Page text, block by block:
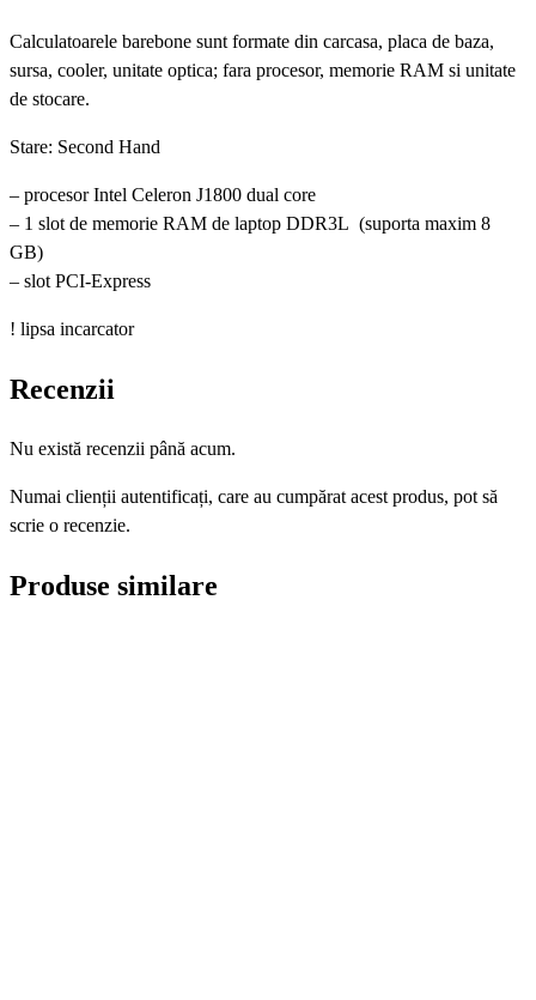
Calculatoarele barebone sunt formate din carcasa, placa de baza,
sursa, cooler, unitate optica; fara procesor, memorie RAM si unitate
de stocare.
Stare: Second Hand
– procesor Intel Celeron J1800 dual core
– 1 slot de memorie RAM de laptop DDR3L (suporta maxim 8
GB)
– slot PCI-Express
! lipsa incarcator
Recenzii
Nu există recenzii până acum.
Numai clienții autentificați, care au cumpărat acest produs, pot să
scrie o recenzie.
Produse similare